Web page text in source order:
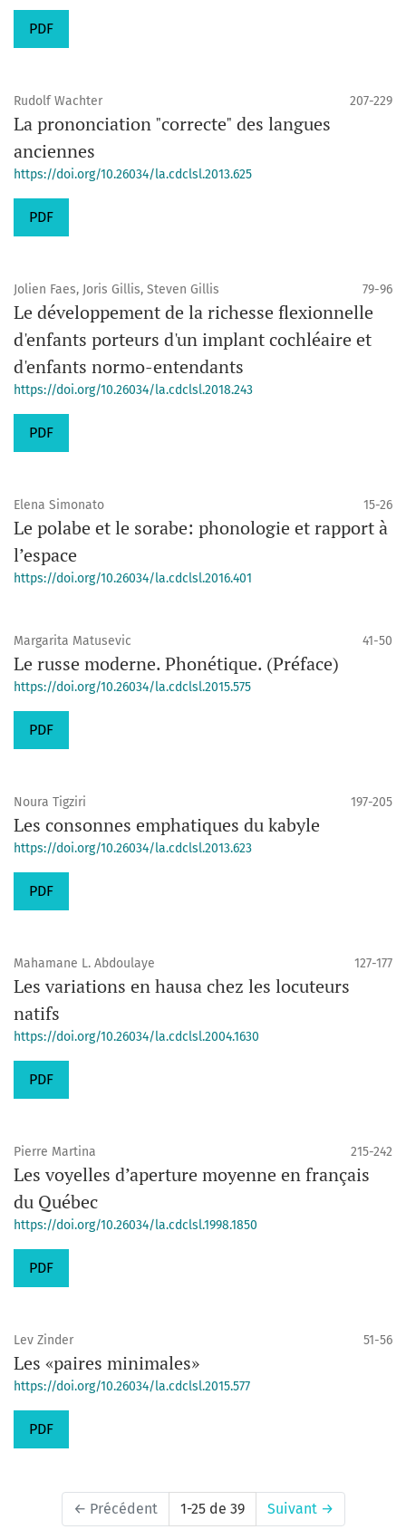
PDF
Rudolf Wachter 207-229
La prononciation "correcte" des langues
anciennes
https://doi.org/10.26034/la.cdclsl.2013.625
PDF
Jolien Faes, Joris Gillis, Steven Gillis 79-96
Le développement de la richesse flexionnelle
d'enfants porteurs d'un implant cochléaire et
d'enfants normo-entendants
https://doi.org/10.26034/la.cdclsl.2018.243
PDF
Elena Simonato 15-26
Le polabe et le sorabe: phonologie et rapport à
l’espace
https://doi.org/10.26034/la.cdclsl.2016.401
Margarita Matusevic 41-50
Le russe moderne. Phonétique. (Préface)
https://doi.org/10.26034/la.cdclsl.2015.575
PDF
Noura Tigziri 197-205
Les consonnes emphatiques du kabyle
https://doi.org/10.26034/la.cdclsl.2013.623
PDF
Mahamane L. Abdoulaye 127-177
Les variations en hausa chez les locuteurs
natifs
https://doi.org/10.26034/la.cdclsl.2004.1630
PDF
Pierre Martina 215-242
Les voyelles d’aperture moyenne en français
du Québec
https://doi.org/10.26034/la.cdclsl.1998.1850
PDF
Lev Zinder 51-56
Les «paires minimales»
https://doi.org/10.26034/la.cdclsl.2015.577
PDF
← Précédent 1-25 de 39 Suivant →